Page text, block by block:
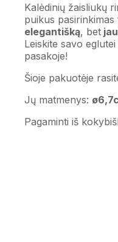
Kalėdinių žaisliukų
puikus
elegantišką, bet
Leiskite savo
pasakoje!
Šioje pakuotėje
Jų matmenys:
Pagaminti iš